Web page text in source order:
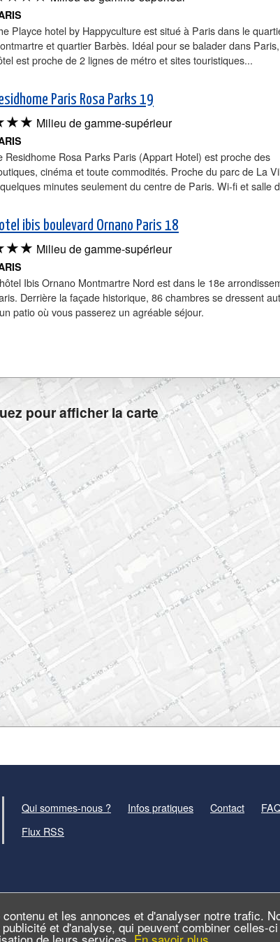
et les annonces et d'analyser notre trafic.
et d'analyse, qui peuvent combiner celles-
Playce hotel by Happyculture est situé à Paris dans le
et quartier Barbès. Idéal pour se balader dans
est proche de 2 lignes de métro et sites touristiques...
Paris Rosa Parks 19
Milieu de gamme-supérieur
Residhome Rosa Parks Paris (Appart Hotel) est proche des
cinéma et toute commodités. Proche du parc de La
minutes seulement du centre de Paris. Wi-fi et salle
ibis boulevard Ornano Paris 18
Milieu de gamme-supérieur
Ibis Ornano Montmartre Nord est dans le 18e
Derrière la façade historique, 86 chambres se dressent
patio où vous passerez un agréable séjour.
pour afficher la carte
Qui sommes-nous ? Infos pratiques Contact
Flux RSS